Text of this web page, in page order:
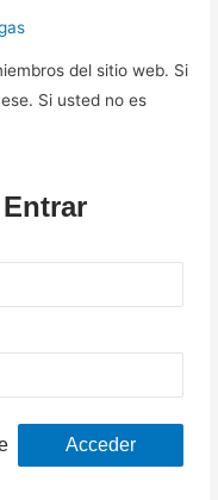
del sitio web. Si
Si usted no es